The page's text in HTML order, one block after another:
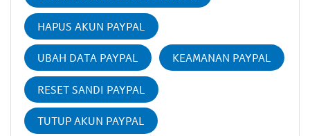
HAPUS AKUN PAYPAL
UBAH DATA PAYPAL KEAMANAN PAYPAL
RESET SANDI PAYPAL
TUTUP AKUN PAYPAL